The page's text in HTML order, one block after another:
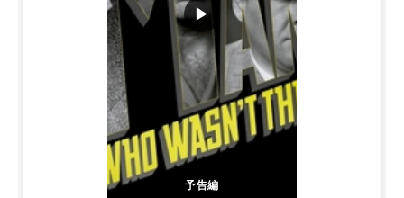
予告編
▶